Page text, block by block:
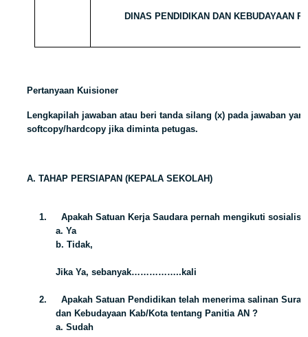
DINAS PENDIDIKAN DAN KEBUDAYAAN
Pertanyaan Kuisioner
Lengkapilah jawaban atau beri tanda silang (x) pada jawaban
softcopy/hardcopy jika diminta petugas.
A. TAHAP PERSIAPAN (KEPALA SEKOLAH)
1.
Apakah Satuan Kerja Saudara pernah mengikuti
a. Ya
b. Tidak,
Jika Ya, sebanyak……………..kali
2.
Apakah Satuan Pendidikan telah menerima salinan
dan Kebudayaan Kab/Kota tentang Panitia AN ?
a. Sudah